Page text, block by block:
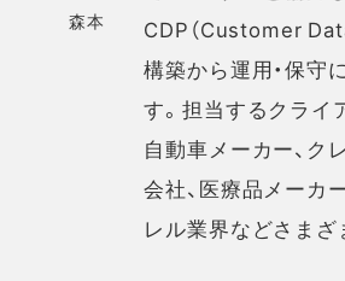
森本
CDP（Customer
構築から運用・保守
す。担当するクライ
自動車メーカー、ク
会社、医療品メーカ
レル業界などさまざ